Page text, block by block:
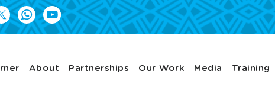
About Partnerships Our Work Media Training